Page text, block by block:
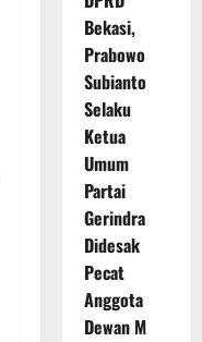
Bekasi,
Prabowo
Subianto
Selaku
Ketua
Umum
Partai
Gerindra
Didesak
Pecat
Anggota
Dewan M